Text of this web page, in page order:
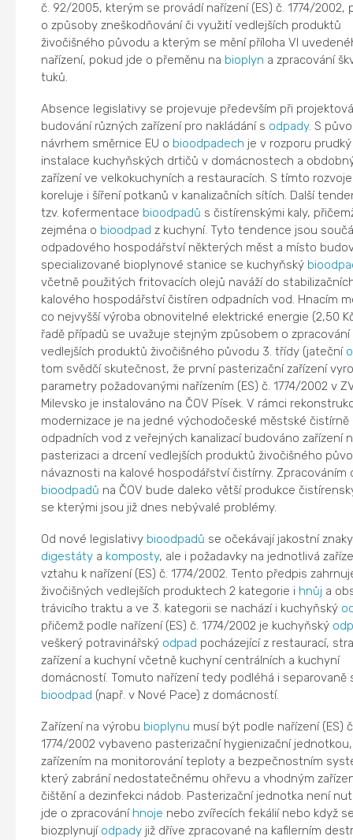
č. 92/2005, kterým se provádí nařízení (ES) č. 1774/2002,
o způsoby zneškodňování či využití vedlejších produktů
živočišného původu a kterým se mění příloha VI
nařízení, pokud jde o přeměnu na bioplyn a zpracování
tuků.
Absence legislativy se projevuje především při
budování různých zařízení pro nakládání s odpady. S
návrhem směrnice EU o bioodpadech je v rozporu
instalace kuchyňských drtičů v domácnostech a
zařízení ve velkokuchyních a restauracích. S tímto
koreluje i šíření potkanů v kanalizačních sítích. Další
tzv. kofermentace bioodpadů s čistírenskými kaly,
zejména o bioodpad z kuchyní. Tyto tendence jsou
odpadového hospodářství některých měst a místo
specializované bioplynové stanice se kuchyňský
včetně použitých fritovacích olejů naváží do
kalového hospodářství čistíren odpadních vod. Hnacím
co nejvyšší výroba obnovitelné elektrické energie (2,50
řadě případů se uvažuje stejným způsobem o zpracování
vedlejších produktů živočišného původu 3. třídy (jateční
tom svědčí skutečnost, že první pasterizační zařízení
parametry požadovanými nařízením (ES) č. 1774/2002 v
Milevsko je instalováno na ČOV Písek. V rámci
modernizace je na jedné východočeské městské čistírně
odpadních vod z veřejných kanalizací budováno zařízení
pasterizaci a drcení vedlejších produktů živočišného
návaznosti na kalové hospodářství čistírny. Zpracováním
bioodpadů na ČOV bude daleko větší produkce
se kterými jsou již dnes nebývalé problémy.
Od nové legislativy bioodpadů se očekávají jakostní
digestátya komposty, ale i požadavky na jednotlivá
vztahu k nařízení (ES) č. 1774/2002. Tento předpis
živočišných vedlejších produktech 2 kategorie i hnůj a
trávicího traktu a ve 3. kategorii se nachází i kuchyňský
přičemž podle nařízení (ES) č. 1774/2002 je kuchyňský
veškerý potravinářský odpad pocházející z restaurací,
zařízení a kuchyní včetně kuchyní centrálních a kuchyní
domácností. Tomuto nařízení tedy podléhá i separovaně
bioodpad (např. v Nové Pace) z domácností.
Zařízení na výrobu bioplynu musí být podle nařízení (ES)
1774/2002 vybaveno pasterizační hygienizační jednotkou,
zařízením na monitorování teploty a bezpečnostním
který zabrání nedostatečnému ohřevu a vhodným
čištění a dezinfekci nádob. Pasterizační jednotka není
jde o zpracování hnoje nebo zvířecích fekálií nebo když
biozplynují odpadyjiž dříve zpracované na kafilerním